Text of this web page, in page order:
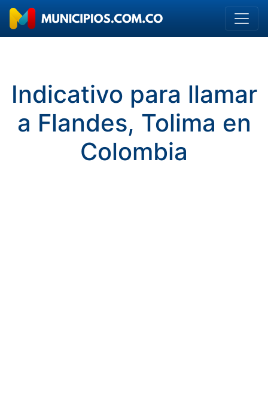
Indicativo para llamar
a Flandes, Tolima en
Colombia